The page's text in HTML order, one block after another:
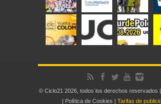
© Ciclo21 2026, todos los derechos reservados |
Política de Cookies Tarifas de